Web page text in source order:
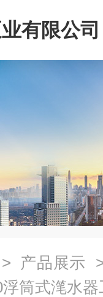
有限公司
> 产品展示
筒式滗水器